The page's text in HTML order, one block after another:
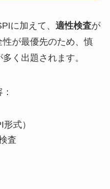
に加えて、 適性検査が
が最優先のため、慎
く出題されます。
式）
査